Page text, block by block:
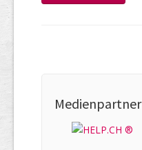
Medienpartner